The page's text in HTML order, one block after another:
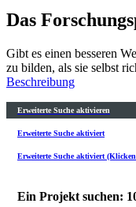
Das
Gibt es einen besseren
zu bilden, als sie selbst
Beschreibung
Erweiterte Suche aktivieren
Erweiterte Suche aktiviert
Erweiterte Suche aktiviert
Ein Projekt suchen: